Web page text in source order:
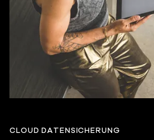
CLOUD DATENSICHERUNG